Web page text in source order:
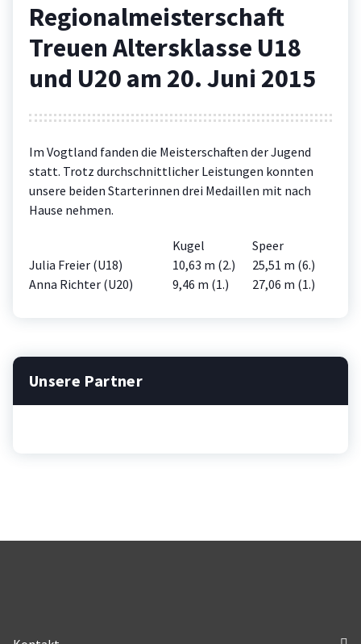
Regionalmeisterschaft
Treuen Altersklasse U18
und U20 am 20. Juni 2015
Im Vogtland fanden die Meisterschaften der Jugend
statt. Trotz durchschnittlicher Leistungen konnten
unsere beiden Starterinnen drei Medaillen mit nach
Hause nehmen.
Kugel
Speer
Julia Freier (U18)
10,63 m (2.)
25,51 m (6.)
Anna Richter (U20)
9,46 m (1.) 27,06 m (1.)
Unsere Partner